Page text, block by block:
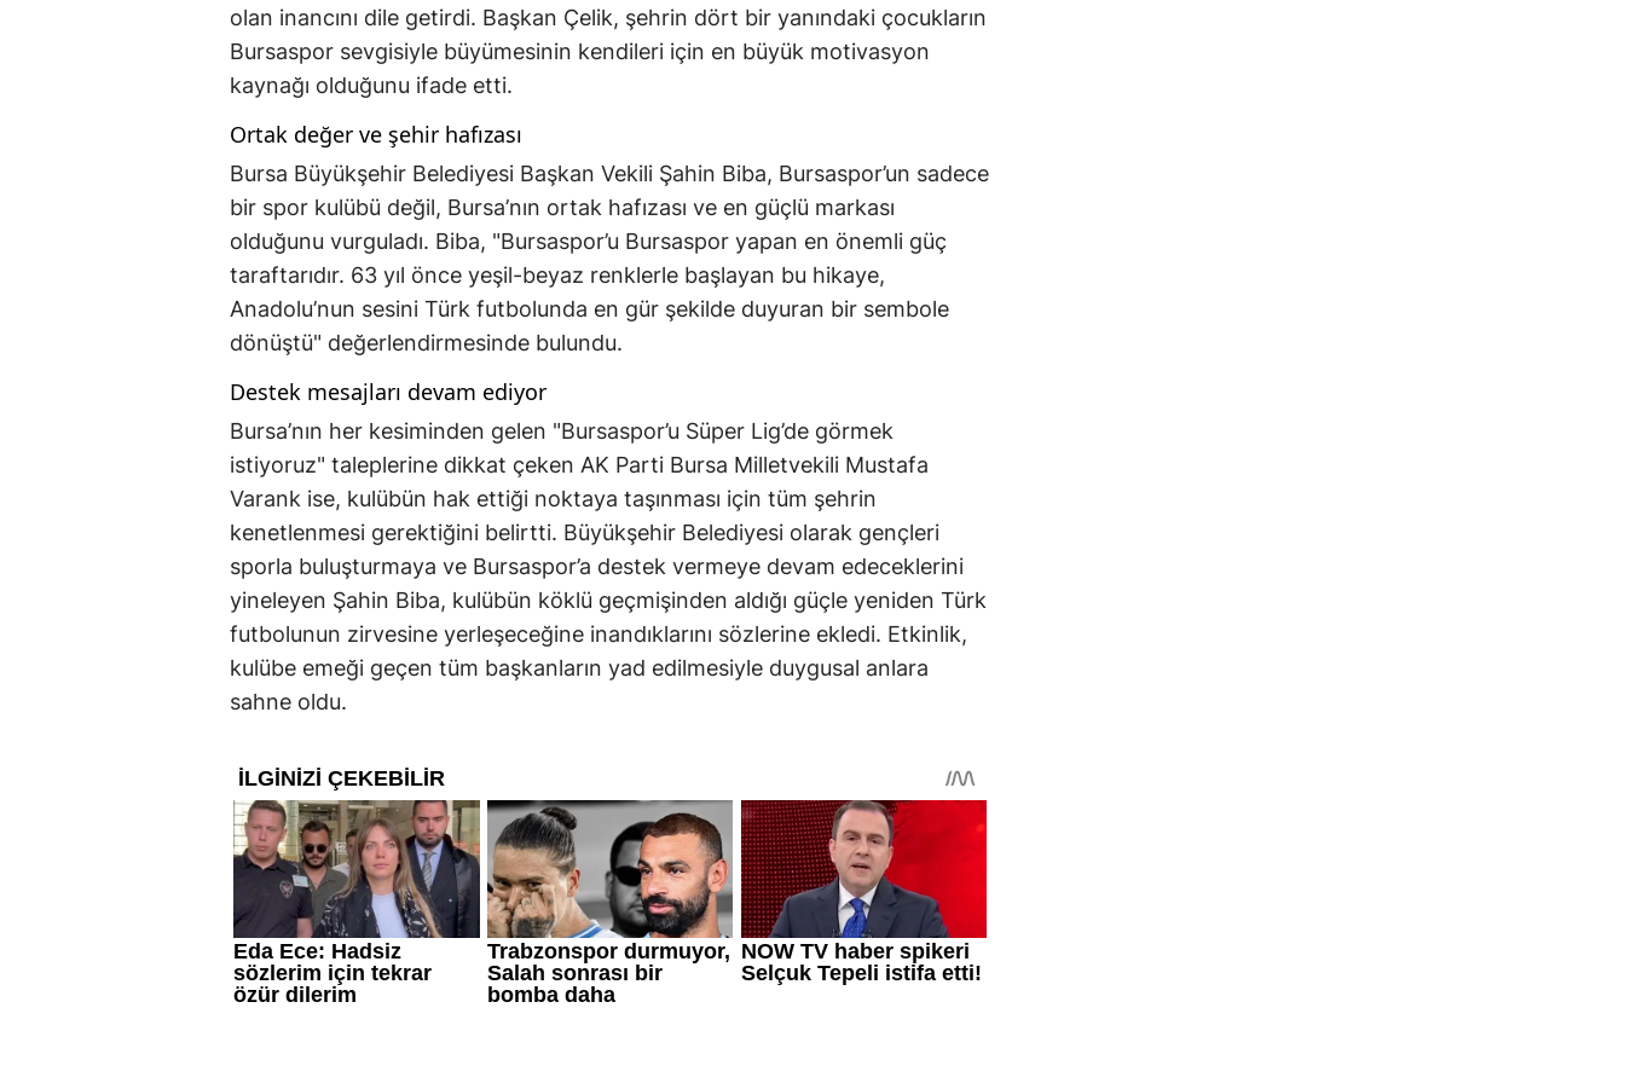
olan inancını dile getirdi. Başkan Çelik, şehrin dört bir yanındaki çocukların
Bursaspor sevgisiyle büyümesinin kendileri için en büyük motivasyon
kaynağı olduğunu ifade etti.
Ortak değer ve şehir hafızası
Bursa Büyükşehir Belediyesi Başkan Vekili Şahin Biba, Bursaspor’un sadece
bir spor kulübü değil, Bursa’nın ortak hafızası ve en güçlü markası
olduğunu vurguladı. Biba, "Bursaspor’u Bursaspor yapan en önemli güç
taraftarıdır. 63 yıl önce yeşil-beyaz renklerle başlayan bu hikaye,
Anadolu’nun sesini Türk futbolunda en gür şekilde duyuran bir sembole
dönüştü" değerlendirmesinde bulundu.
Destek mesajları devam ediyor
Bursa’nın her kesiminden gelen "Bursaspor’u Süper Lig’de görmek
istiyoruz" taleplerine dikkat çeken AK Parti Bursa Milletvekili Mustafa
Varank ise, kulübün hak ettiği noktaya taşınması için tüm şehrin
kenetlenmesi gerektiğini belirtti. Büyükşehir Belediyesi olarak gençleri
sporla buluşturmaya ve Bursaspor’a destek vermeye devam edeceklerini
yineleyen Şahin Biba, kulübün köklü geçmişinden aldığı güçle yeniden Türk
futbolunun zirvesine yerleşeceğine inandıklarını sözlerine ekledi. Etkinlik,
kulübe emeği geçen tüm başkanların yad edilmesiyle duygusal anlara
sahne oldu.